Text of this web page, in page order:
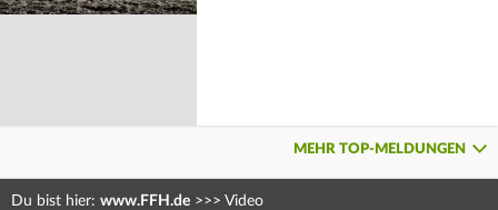
MEHR TOP-MELDUNGEN
Du bist hier: www.FFH.de >>> Video